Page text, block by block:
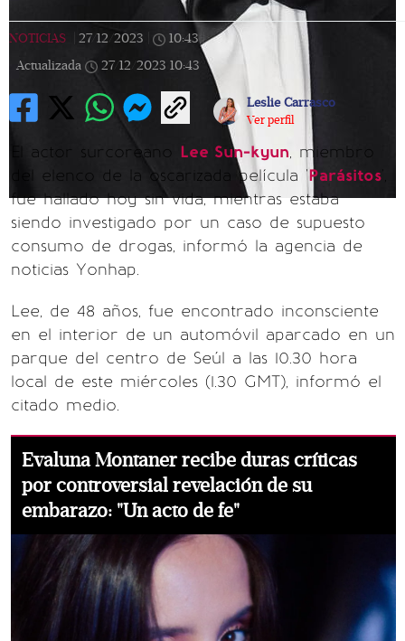
NOTICIAS 27/12/2023 10:43 |
Actualizada
27/12/2023 10:43
Leslie Carrasco
Ver perfil
El actor surcoreano Lee Sun-kyun, miembro
del elenco de la oscarizada película 'Parásitos',
fue hallado hoy sin vida, mientras estaba
siendo investigado por un caso de supuesto
consumo de drogas, informó la agencia de
noticias Yonhap.
Lee, de 48 años, fue encontrado inconsciente
en el interior de un automóvil aparcado en un
parque del centro de Seúl a las 10.30 hora
local de este miércoles (1.30 GMT), informó el
citado medio.
Evaluna Montaner recibe duras críticas
por controversial revelación de su
embarazo: "Un acto de fe"